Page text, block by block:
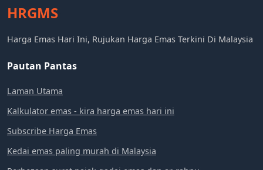
HRGMS
Harga Emas Hari Ini, Rujukan Harga Emas Terkini Di Malaysia
Pautan Pantas
Laman Utama
Kalkulator emas - kira harga emas hari ini
Subscribe Harga Emas
Kedai emas paling murah di Malaysia